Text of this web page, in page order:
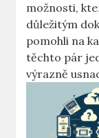
možnosti,
důležitým
pomohli na
těchto pár
výrazně